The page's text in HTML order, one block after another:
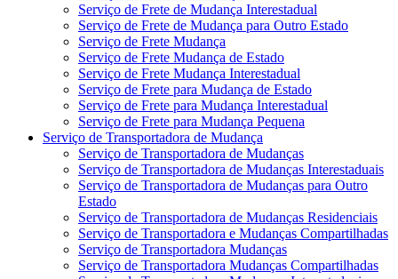
Serviço de Frete de Mudança Interestadual
Serviço de Frete de Mudança para Outro Estado
Serviço de Frete Mudança
Serviço de Frete Mudança de Estado
Serviço de Frete Mudança Interestadual
Serviço de Frete para Mudança de Estado
Serviço de Frete para Mudança Interestadual
Serviço de Frete para Mudança Pequena
Serviço de Transportadora de Mudança
Serviço de Transportadora de Mudanças
Serviço de Transportadora de Mudanças Interestaduais
Serviço de Transportadora de Mudanças para Outro
Estado
Serviço de Transportadora de Mudanças Residenciais
Serviço de Transportadora e Mudanças Compartilhadas
Serviço de Transportadora Mudanças
Serviço de Transportadora Mudanças Compartilhadas